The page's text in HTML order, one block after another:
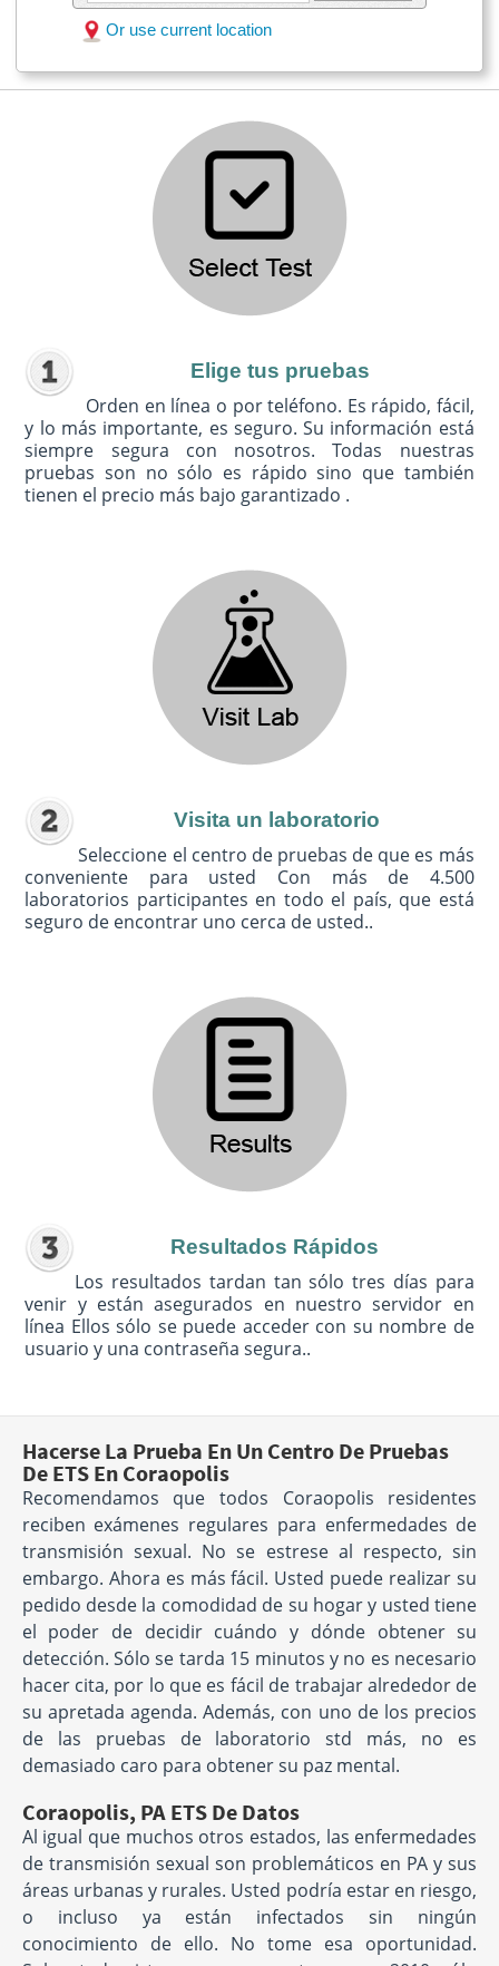
Or use current location
Elige tus pruebas
Orden en línea o por teléfono. Es rápido, fácil,
y lo más importante, es seguro. Su información está
siempre segura con nosotros. Todas nuestras
pruebas son no sólo es rápido sino que también
tienen el precio más bajo garantizado .
Visita un laboratorio
Seleccione el centro de pruebas de que es más
conveniente para usted Con más de 4.500
laboratorios participantes en todo el país, que está
seguro de encontrar uno cerca de usted..
Resultados Rápidos
Los resultados tardan tan sólo tres días para
venir y están asegurados en nuestro servidor en
línea Ellos sólo se puede acceder con su nombre de
usuario y una contraseña segura..
Hacerse La Prueba En Un Centro De Pruebas
De ETS En Coraopolis
Recomendamos que todos Coraopolis residentes
reciben exámenes regulares para enfermedades de
transmisión sexual. No se estrese al respecto, sin
embargo. Ahora es más fácil. Usted puede realizar su
pedido desde la comodidad de su hogar y usted tiene
el poder de decidir cuándo y dónde obtener su
detección. Sólo se tarda 15 minutos y no es necesario
hacer cita, por lo que es fácil de trabajar alrededor de
su apretada agenda. Además, con uno de los precios
de las pruebas de laboratorio std más, no es
demasiado caro para obtener su paz mental.
Coraopolis, PA ETS De Datos
Al igual que muchos otros estados, las enfermedades
de transmisión sexual son problemáticos en PA y sus
áreas urbanas y rurales. Usted podría estar en riesgo,
o incluso ya están infectados sin ningún
conocimiento de ello. No tome esa oportunidad.